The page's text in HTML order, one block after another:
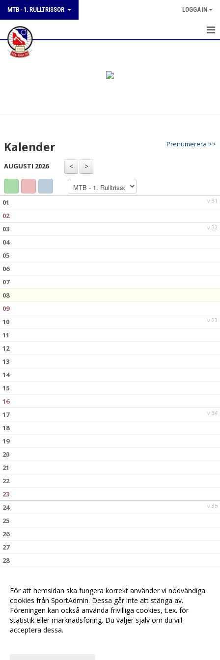
MTB - 1. RULLTRISSOR LOGGA IN
OM GRUPPEN
Prenumerera >>
Kalender
AUGUSTI 2026
v.31
01
02
v.32
03
04
05
06
07
08
09
v.33
10
11
12
13
14
15
16
v.34
17
18
19
20
21
22
23
v.35
24
25
26
27
28
För att hemsidan ska fungera korrekt använder vi nödvändiga
cookies från SportAdmin. Dessa går inte att stänga av.
Föreningen kan också använda frivilliga cookies, t.ex. för
statistik eller marknadsföring. Du väljer själv om du vill
acceptera dessa.